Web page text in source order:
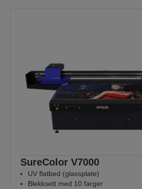
SureColor V7000
UV flatbed (glassplate)
Blekksett med 10 farger